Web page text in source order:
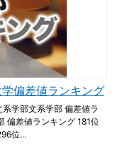
偏差値ランキング
学部文系学部 偏差値ラ
偏差値ランキング 181位
位…